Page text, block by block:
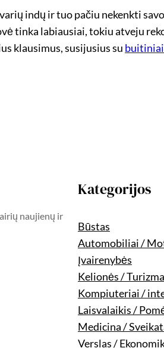
indų ir tuo pačiu nekenkti
tinka labiausiai, tokiu atveju
klausimus, susijusius su
naujienų ir
Kategorijos
Būstas
Automobiliai /
Įvairenybės
Kelionės /
Kompiuteriai /
Laisvalaikis /
Medicina /
Verslas /